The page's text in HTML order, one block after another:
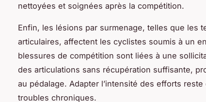
nettoyées et soignées après la compétition.
Enfin, les lésions par surmenage, telles que les
articulaires, affectent les cyclistes soumis à un
blessures de compétition sont liées à une
des articulations sans récupération suffisante,
au pédalage. Adapter l’intensité des efforts
troubles chroniques.